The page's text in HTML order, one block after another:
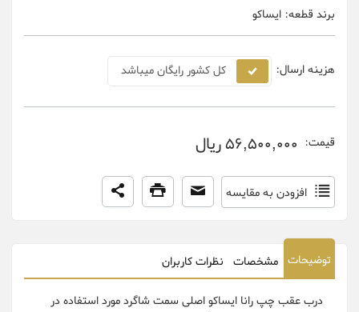
برند قطعه: ایساکو
هزینه ارسال: کل کشور رایگان میباشد
قیمت: 56,500,000 ریال
افزودن به مقایسه
توضیحات مشخصات نظرات کاربران
درب عقب چپ رانا ایساکو اصلی سمت شاگرد مورد استفاده در